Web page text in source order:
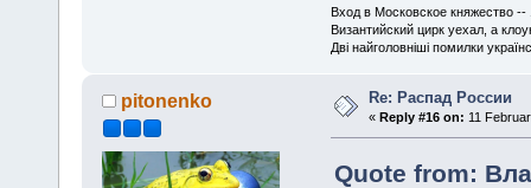
Вход в Московское княжество
Византийский цирк уехал, а
Дві найголовніші помилки
pitonenko Re: Распад России
«Reply #16 on: 11
Quote from: